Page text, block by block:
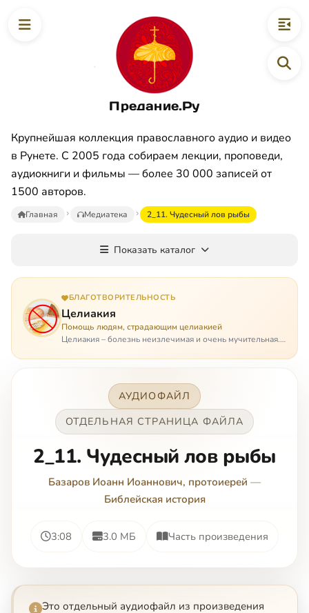
Предание.Ру
Крупнейшая коллекция православного аудио и видео
в Рунете. С 2005 года собираем лекции, проповеди,
аудиокниги и фильмы — более 30 000 записей от
1500 авторов.
Главная Медиатека 2_11. Чудесный лов рыбы
Показать каталог
БЛАГОТВОРИТЕЛЬНОСТЬ
Целиакия
Помощь людям, страдающим целиакией
Целиакия – болезнь неизлечимая и очень мучительная.
целиакией страдает в одиночестве, не представляя
АУДИОФАЙЛ
ОТДЕЛЬНАЯ СТРАНИЦА ФАЙЛА
2_11. Чудесный лов рыбы
Базаров Иоанн Иоаннович, протоиерей —
Библейская история
3:08 3.0 МБ Часть произведения
Это отдельный аудиофайл из произведения